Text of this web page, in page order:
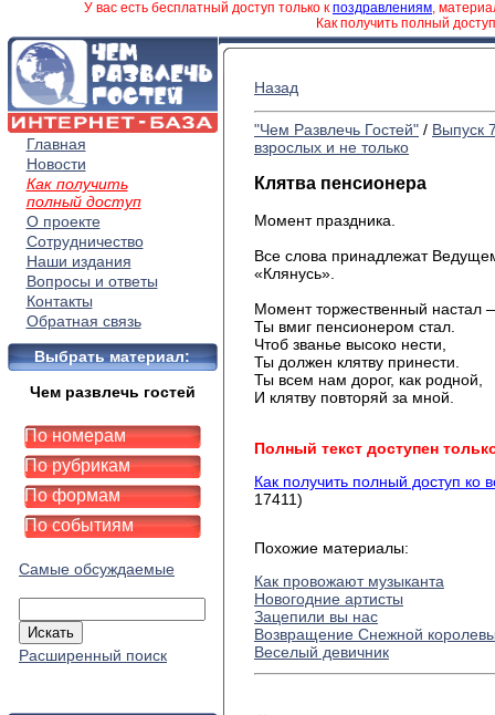
У вас есть бесплатный доступ только к поздравлениям,
Как получить полный
Главная
Новости
Как получить
полный доступ
О проекте
Сотрудничество
Наши издания
Вопросы и ответы
Контакты
Обратная связь
Выбрать материал:
Чем развлечь гостей
По номерам
По рубрикам
По формам
По событиям
Самые обсуждаемые
Расширенный поиск
Назад
"Чем Развлечь Гостей" / Выпуск
взрослых и не только
Клятва пенсионера
Момент праздника.
Все слова принадлежат
«Клянусь».
Момент торжественный настал
Ты вмиг пенсионером стал.
Чтоб званье высоко нести,
Ты должен клятву принести.
Ты всем нам дорог, как родной,
И клятву повторяй за мной.
Полный текст доступен
Как получить полный доступ ко
17411)
Похожие материалы:
Как провожают музыканта
Новогодние артисты
Зацепили вы нас
Возвращение Снежной
Веселый девичник